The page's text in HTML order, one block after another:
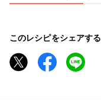
このレシピをシェアする